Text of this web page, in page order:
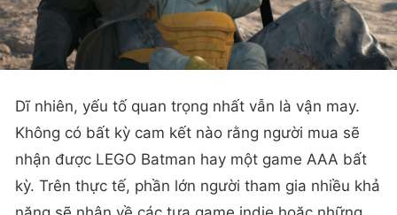
Dĩ nhiên, yếu tố quan trọng nhất vẫn là vận may.
Không có bất kỳ cam kết nào rằng người mua sẽ
nhận được LEGO Batman hay một game AAA bất
kỳ. Trên thực tế, phần lớn người tham gia nhiều khả